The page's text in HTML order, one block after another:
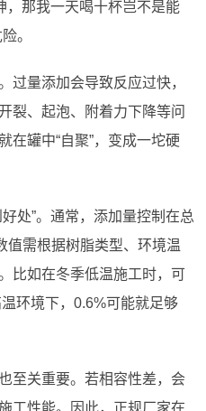
，那我一天喝十杯岂不是能
。
过量添加会导致反应过快，
裂、起泡、附着力下降等问
在罐中“自聚”，变成一坨硬
处”。通常，添加量控制在总
值需根据树脂类型、环境温
比如在冬季低温施工时，可
环境下，0.6%可能就足够
至关重要。若相容性差，会
工性能。因此，正规厂家在